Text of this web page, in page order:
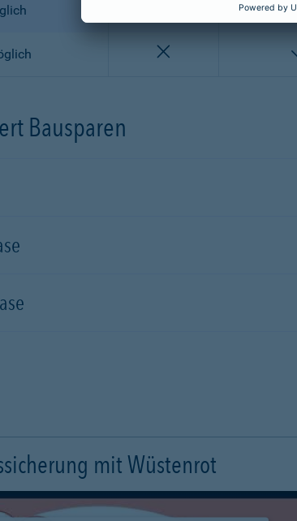
Bausparen
mit Wüstenrot